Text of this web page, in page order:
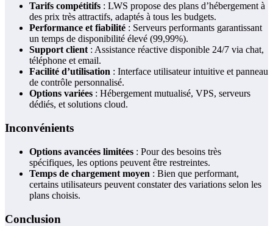
Tarifs compétitifs : LWS propose des plans d’hébergement à
des prix très attractifs, adaptés à tous les budgets.
Performance et fiabilité : Serveurs performants garantissant
un temps de disponibilité élevé (99,99%).
Support client: Assistance réactive disponible 24/7 via chat,
téléphone et email.
Facilité d’utilisation : Interface utilisateur intuitive et panneau
de contrôle personnalisé.
Options variées : Hébergement mutualisé, VPS, serveurs
dédiés, et solutions cloud.
Inconvénients
Options avancées limitées : Pour des besoins très
spécifiques, les options peuvent être restreintes.
Temps de chargement moyen : Bien que performant,
certains utilisateurs peuvent constater des variations selon les
plans choisis.
Conclusion